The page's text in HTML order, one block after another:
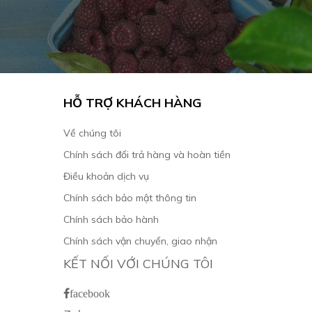
HỖ TRỢ KHÁCH HÀNG
Về chúng tôi
Chính sách đổi trả hàng và hoàn tiền
Điều khoản dịch vụ
Chính sách bảo mật thông tin
Chính sách bảo hành
Chính sách vận chuyển, giao nhận
KẾT NỐI VỚI CHÚNG TÔI
facebook